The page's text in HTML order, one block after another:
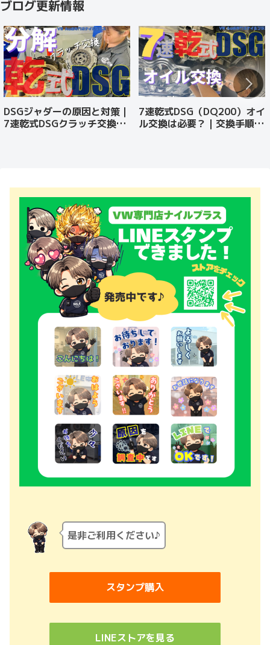
ブログ更新情報
DSGジャダーの原因と対策｜
7速乾式DSGクラッチ交換を
7速乾式DSG（DQ200）オイ
ル交換は必要？｜交換手順・
是非ご利用ください♪
スタンプ購入
LINEストアを見る